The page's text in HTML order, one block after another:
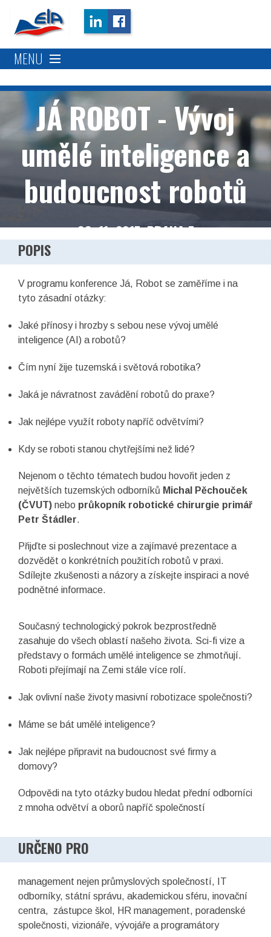
MENU
Popis
Určeno pro
Kdy a kde
Kontakt
JÁ ROBOT - Vývoj
umělé inteligence a
budoucnost robotů
08. 11. 2017, PRAHA 7
POPIS
V programu konference Já, Robot se zaměříme i na
tyto zásadní otázky:
Jaké přínosy i hrozby s sebou nese vývoj umělé
inteligence (AI) a robotů?
Čím nyní žije tuzemská i světová robotika?
Jaká je návratnost zavádění robotů do praxe?
Jak nejlépe využít roboty napříč odvětvími?
Kdy se roboti stanou chytřejšími než lidé?
Nejenom o těchto tématech budou hovořit jeden z
největších tuzemských odborníků Michal Pěchouček
(ČVUT) nebo průkopník robotické chirurgie primář
Petr Štádler.
Přijďte si poslechnout vize a zajímavé prezentace a
dozvědět o konkrétních použitích robotů v praxi.
Sdílejte zkušenosti a názory a získejte inspiraci a nové
podnětné informace.
Současný technologický pokrok bezprostředně
zasahuje do všech oblastí našeho života. Sci-fi vize a
představy o formách umělé inteligence se zhmotňují.
Roboti přejímají na Zemi stále více rolí.
Jak ovlivní naše životy masivní robotizace společnosti?
Máme se bát umělé inteligence?
Jak nejlépe připravit na budoucnost své firmy a
domovy?
Odpovědi na tyto otázky budou hledat přední odborníci
z mnoha odvětví a oborů napříč společností
URČENO PRO
management nejen průmyslových společností, IT
odborníky, státní správu, akademickou sféru, inovační
centra, zástupce škol, HR management, poradenské
společnosti, vizionáře, vývojáře a programátory